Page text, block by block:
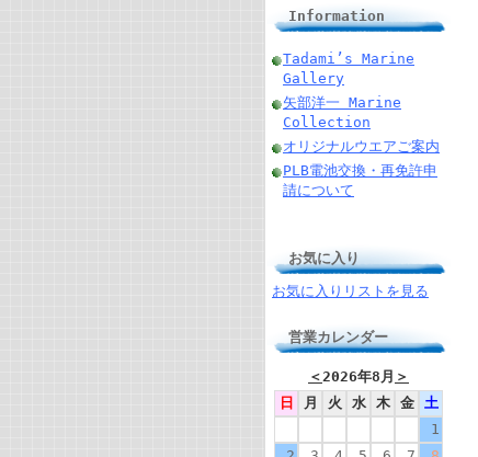
Information
Tadami’s Marine
Gallery
矢部洋一 Marine
Collection
オリジナルウエアご案内
PLB電池交換・再免許申
請について
お気に入り
お気に入りリストを見る
営業カレンダー
＜2026年8月 ＞
日
月 火 水 木 金
土
1